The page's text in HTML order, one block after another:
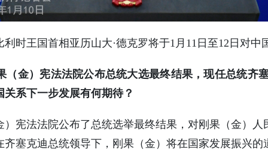
时王国首相亚历山大·德克罗将于1月11日至12日对中
（金）宪法法院公布总统大选最终结果，现任总统齐
系下一步发展有何期待？
宪法法院公布了总统选举最终结果，对刚果（金）
塞克迪总统领导下，刚果（金）将在国家发展振兴的